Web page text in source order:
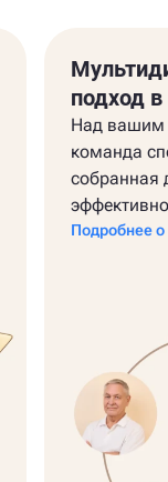
подход
Над вашим
команда
собранная
Подробнее о